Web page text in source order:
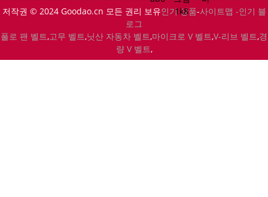
저작권 © 2024 Goodao.cn 모든 권리 보유인기 상품-사이트맵 -인기 블
로그
폴로 팬 벨트,고무 벨트,닛산 자동차 벨트,마이크로 V 벨트,V-리브 벨트,경
량 V 벨트,